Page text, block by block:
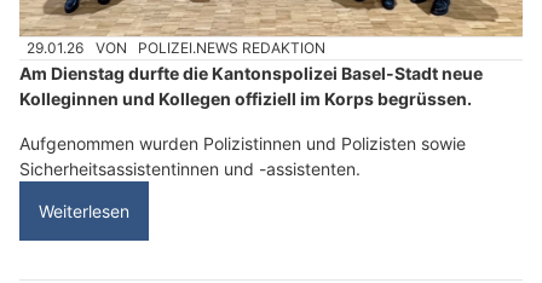
29.01.26 VON POLIZEI.NEWS REDAKTION